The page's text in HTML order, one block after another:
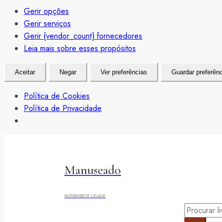
Gerir opções
Gerir serviços
Gerir {vendor_count} fornecedores
Leia mais sobre esses propósitos
Aceitar Negar Ver preferências Guardar
Política de Cookies
Política de Privacidade
Manuseado
ALFARRABISTA ONLINE
Pesquisar